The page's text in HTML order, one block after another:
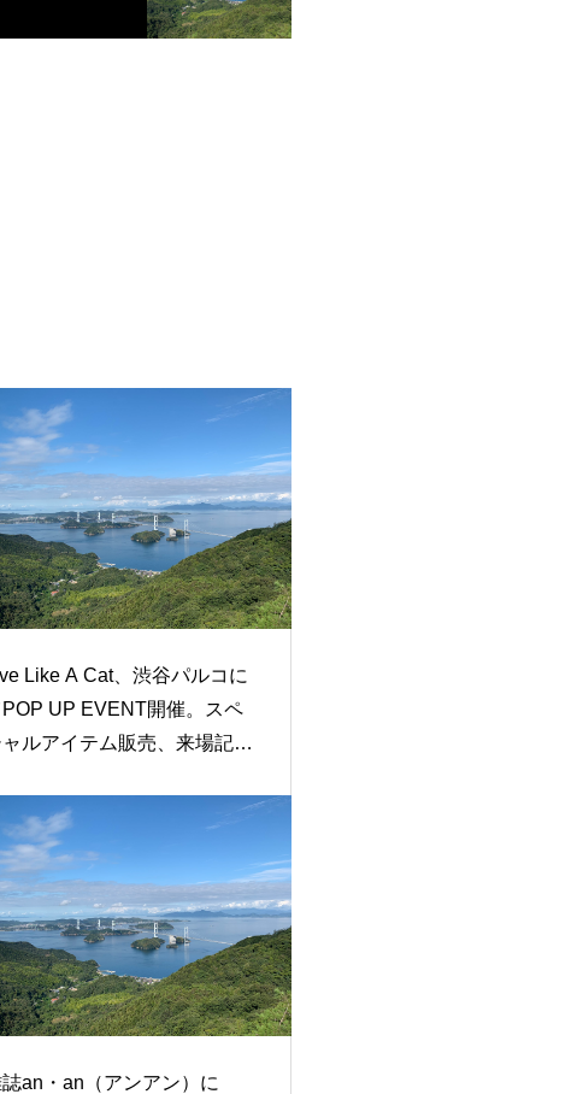
日(金)〜2月
Like A Cat、渋谷パルコに
UP EVENT開催。スペ
ャルアイテム販売、来場記念
(金)〜2月11日(日)
an・an（アンアン）に